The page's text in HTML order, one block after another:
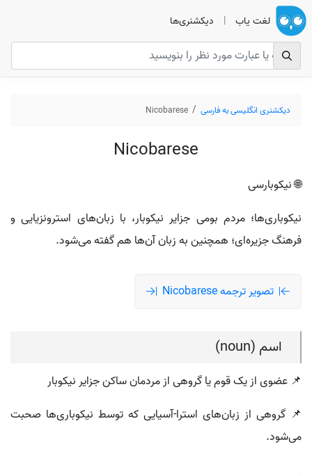
لغت یاب | دیکشنری‌ها
دیکشنری انگلیسی به فارسی Nicobarese
Nicobarese
🌐 نیکوبارسی
نیکوباری‌ها؛ مردم بومی جزایر نیکوبار، با زبان‌های استرونزیایی و
فرهنگ جزیره‌ای؛ همچنین به زبان آن‌ها هم گفته می‌شود.
تصویر ترجمه Nicobarese
اسم (noun)
📌 عضوی از یک قوم یا گروهی از مردمان ساکن جزایر نیکوبار
📌 گروهی از زبان‌های استرا-آسیایی که توسط نیکوباری‌ها صحبت
می‌شود.